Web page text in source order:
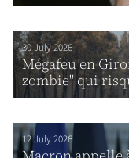
30 July 2026
Mégafeu en
zombie" qui
12 July 2026